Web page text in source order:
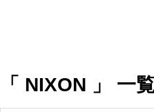
「 NIXON 」 一